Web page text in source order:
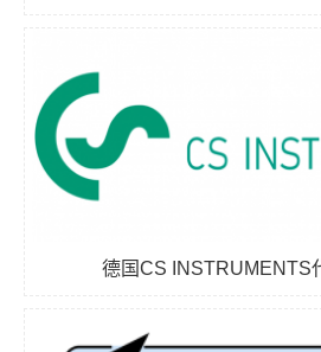
德国CS INSTRUMENTS